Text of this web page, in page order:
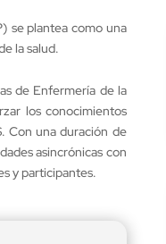
se plantea como una
la salud.
de Enfermería de la
los conocimientos
Con una duración de
asincrónicas con
y participantes.